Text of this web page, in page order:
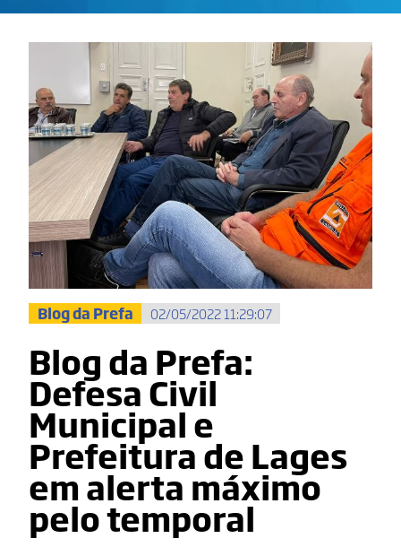
Blog da Prefa 02/05/2022 11:29:07
Blog da Prefa:
Defesa Civil
Municipal e
Prefeitura de Lages
em alerta máximo
pelo temporal